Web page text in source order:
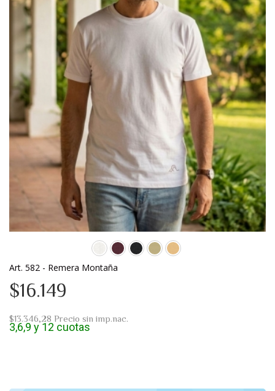
Art. 582 - Remera Montaña
$16.149
$13.346,28 Precio sin imp.nac.
3,6,9 y 12 cuotas